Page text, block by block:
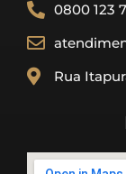
0800 123
Rua